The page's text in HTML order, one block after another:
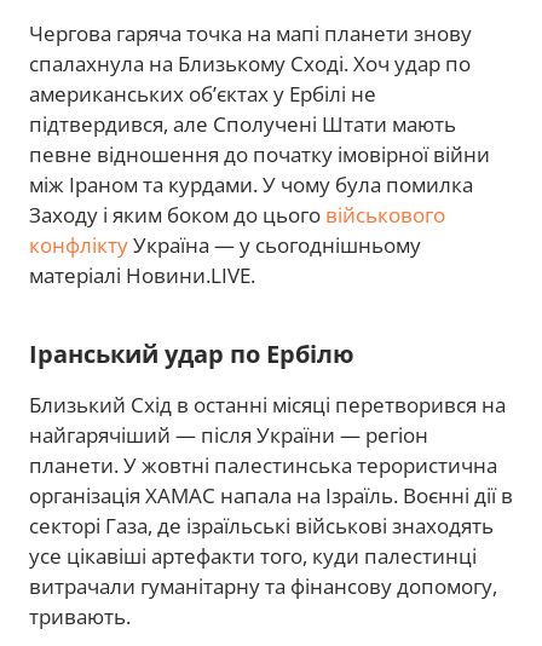
Чергова гаряча точка на мапі планети знову
спалахнула на Близькому Сході. Хоч удар по
американських об’єктах у Ербілі не
підтвердився, але Сполучені Штати мають
певне відношення до початку імовірної війни
між Іраном та курдами. У чому була помилка
Заходу і яким боком до цього військового
конфліктуУкраїна — у сьогоднішньому
матеріалі Новини.LIVE.
Іранський удар по Ербілю
Близький Схід в останні місяці перетворився на
найгарячіший — після України — регіон
планети. У жовтні палестинська терористична
організація ХАМАС напала на Ізраїль. Воєнні дії в
секторі Газа, де ізраїльські військові знаходять
усе цікавіші артефакти того, куди палестинці
витрачали гуманітарну та фінансову допомогу,
тривають.